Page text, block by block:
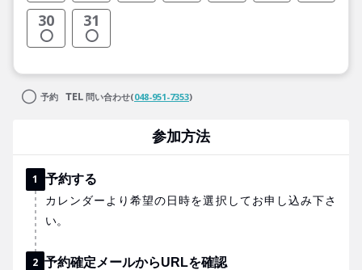
30 31
予約 問い合わせ(048-951-7353)
参加方法
1 予約する
カレンダーより希望の日時を選択してお申し込み下さ
い。
2 予約確定メールからURLを確認